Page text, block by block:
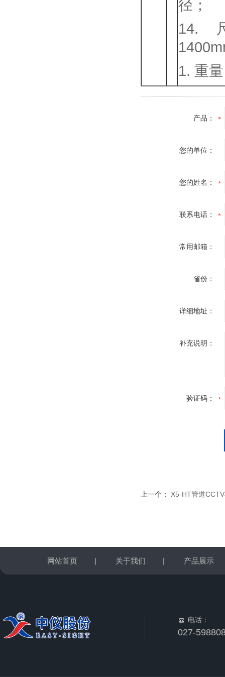
径；
14.
1. 重
产品：
您的单位：
您的姓名：
联系电话：
常用邮箱：
省份：
详细地址：
补充说明：
验证码：
上一个： X5-HT管道
网站首页 | 关于我们 | 产品展示
电话：
027-